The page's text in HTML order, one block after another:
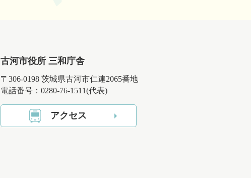
古河市役所 三和庁舎
〒306-0198 茨城県古河市仁連2065番地
電話番号：0280-76-1511(代表)
アクセス